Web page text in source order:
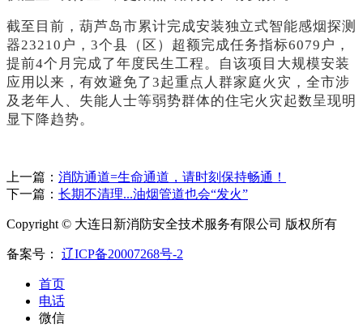
截至目前，葫芦岛市累计完成安装独立式智能感烟探测
器23210户，3个县（区）超额完成任务指标6079户，
提前4个月完成了年度民生工程。自该项目大规模安装
应用以来，有效避免了3起重点人群家庭火灾，全市涉
及老年人、失能人士等弱势群体的住宅火灾起数呈现明
显下降趋势。
上一篇： 消防通道=生命通道，请时刻保持畅通！
下一篇： 长期不清理...油烟管道也会“发火”
Copyright © 大连日新消防安全技术服务有限公司 版权所有
备案号： 辽ICP备20007268号-2
首页
电话
微信